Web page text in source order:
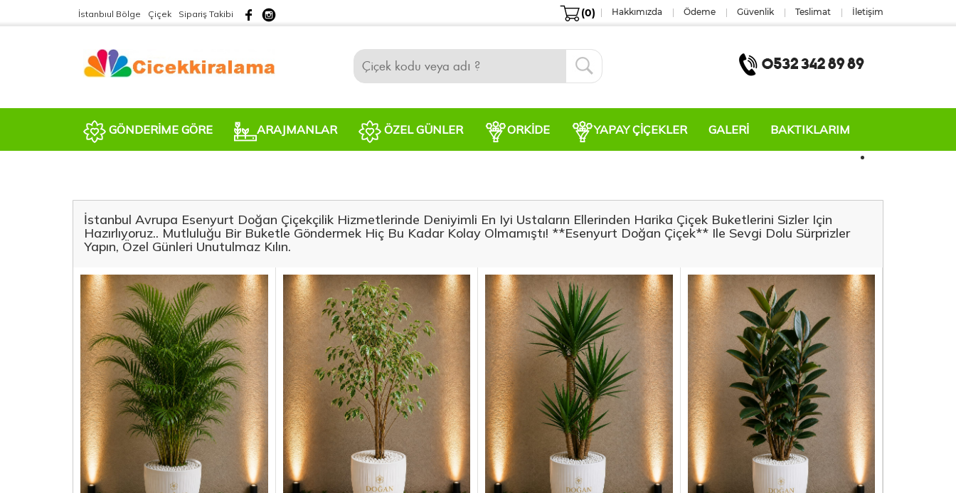
İstanbıul Bölge Çiçek Sipariş Takibi (0) Hakkımızda Ödeme Güvenlik Teslimat İletişim
GÖNDERİME GÖRE ARAJMANLAR ÖZEL GÜNLER ORKIDE YAPAY ÇIÇEKLER GALERİ BAKTIKLARIM
İstanbul Avrupa Esenyurt Doğan Çiçekçilik Hizmetlerinde Deniyimli En Iyi Ustaların Ellerinden Harika Çiçek Buketlerini Sizler Için
Hazırlıyoruz.. Mutluluğu Bir Buketle Göndermek Hiç Bu Kadar Kolay Olmamıştı! **Esenyurt Doğan Çiçek** Ile Sevgi Dolu Sürprizler
Yapın, Özel Günleri Unutulmaz Kılın.